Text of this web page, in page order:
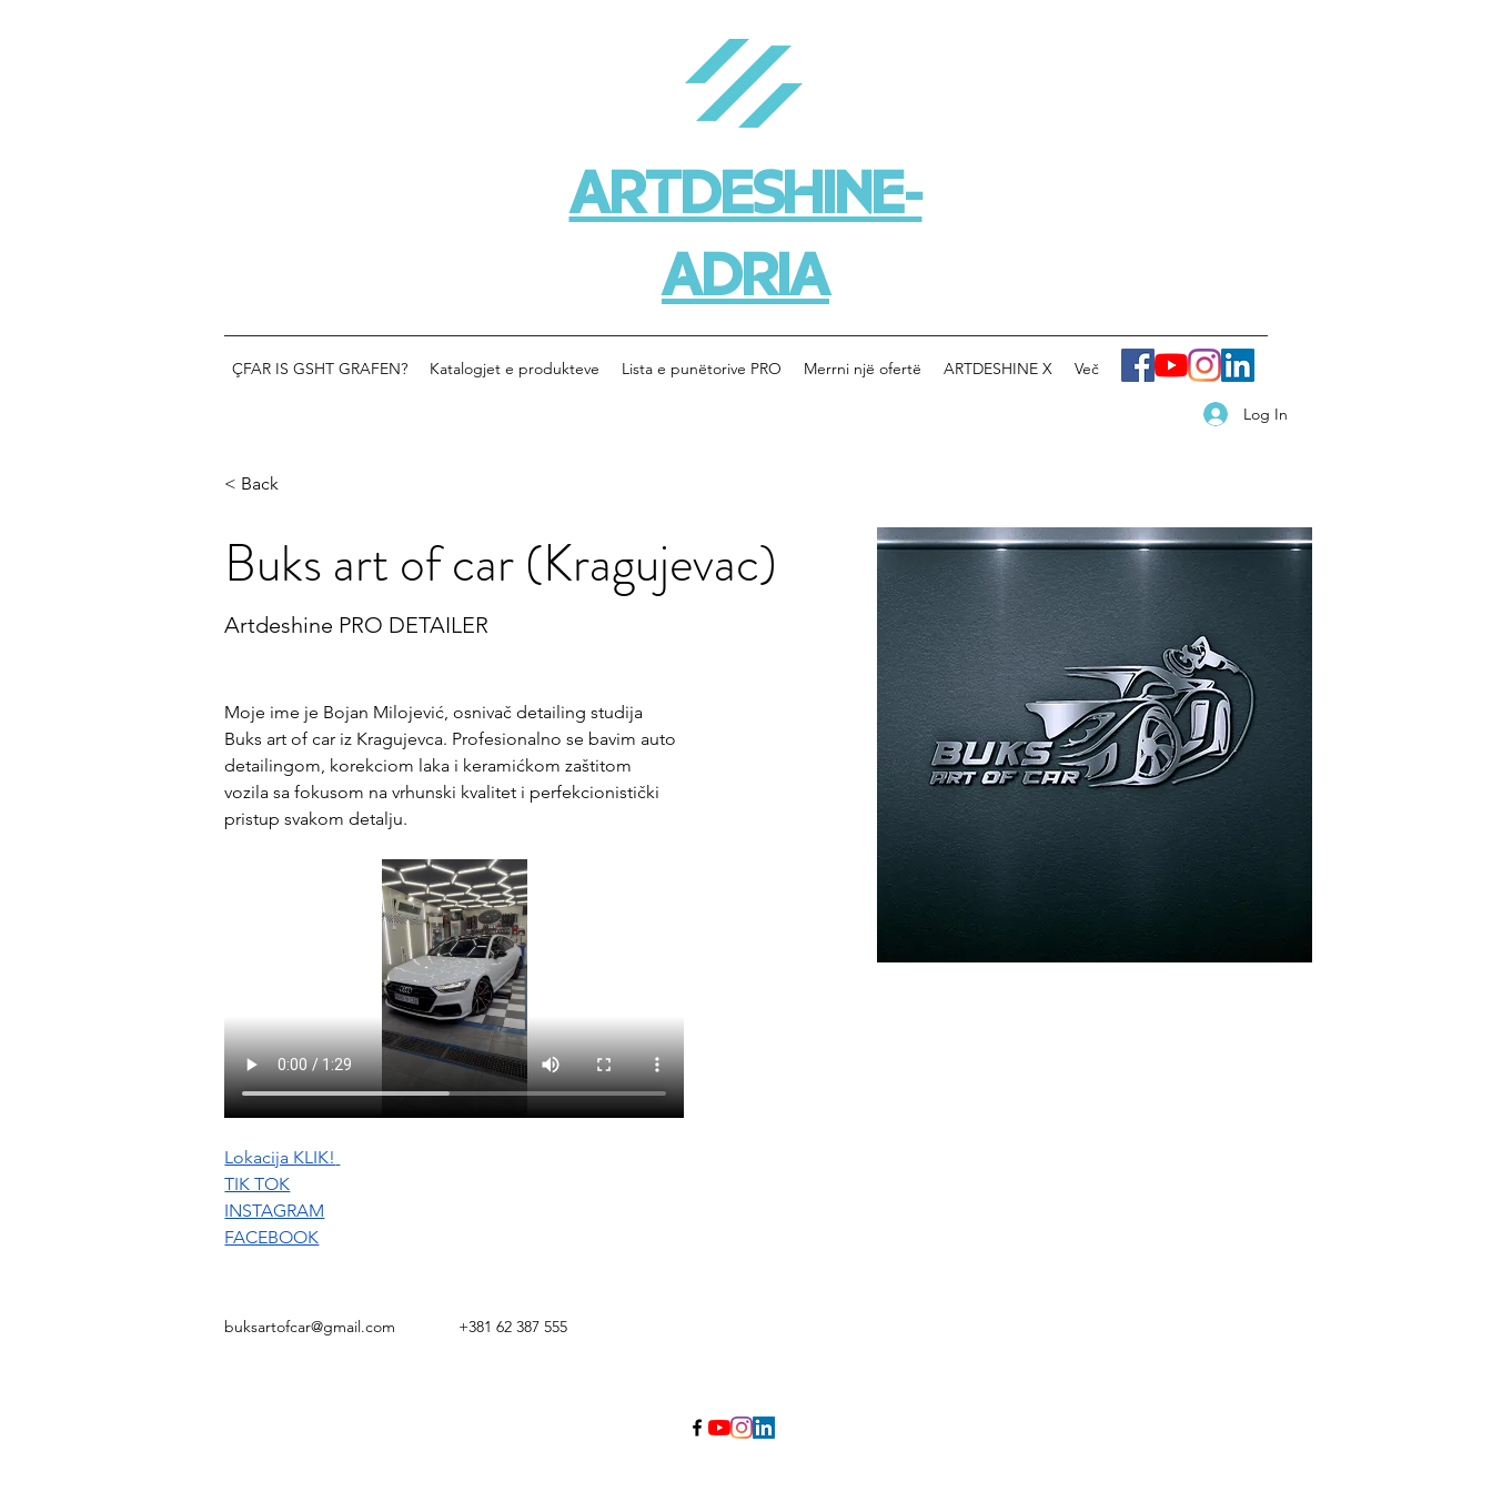
ARTDESHINE-
ADRIA
ÇFAR IS GSHT GRAFEN? Katalogjet e produkteve Lista e punëtorive PRO Merrni një ofertë ARTDESHINE X Več
Log In
< Back
Buks art of car (Kragujevac)
Artdeshine PRO DETAILER
Moje ime je Bojan Milojević, osnivač detailing studija
Buks art of car iz Kragujevca. Profesionalno se bavim auto
detailingom, korekciom laka i keramićkom zaštitom
vozila sa fokusom na vrhunski kvalitet i perfekcionistički
pristup svakom detalju.
Lokacija KLIK!
TIK TOK
INSTAGRAM
FACEBOOK
buksartofcar@gmail.com +381 62 387 555